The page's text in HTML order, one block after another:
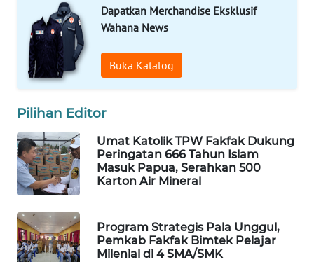
Dapatkan Merchandise Eksklusif
Wahana News
Buka Katalog
Pilihan Editor
Umat Katolik TPW Fakfak Dukung
Peringatan 666 Tahun Islam
Masuk Papua, Serahkan 500
Karton Air Mineral
Program Strategis Pala Unggul,
Pemkab Fakfak Bimtek Pelajar
Milenial di 4 SMA/SMK
WAHANA
LISTRIK
WAHANA
WAHANA
TV
WAHANANEWS
WAHANANEWS
CO ID